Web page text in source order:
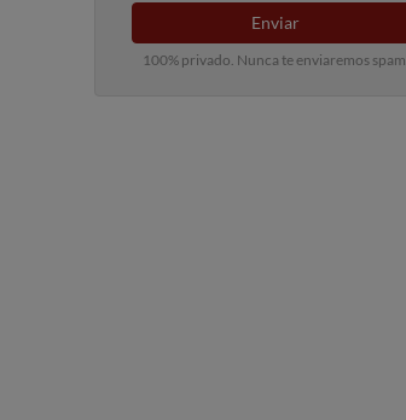
Enviar
100% privado. Nunca te enviaremos spam.